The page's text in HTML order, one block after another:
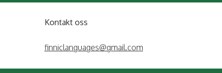
Kontakt oss
finniclanguages@gmail.com